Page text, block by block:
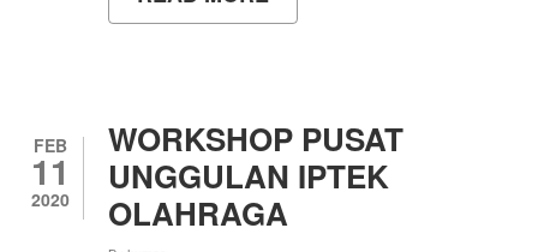
SEMINAR
FEB
11
2020
WORKSHOP PUSAT
UNGGULAN IPTEK
OLAHRAGA